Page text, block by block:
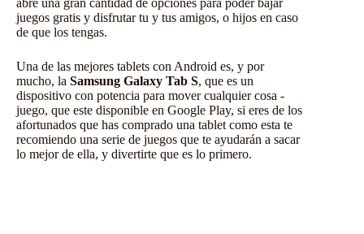
abre una gran cantidad de opciones para poder bajar
juegos gratis y disfrutar tu y tus amigos, o hijos en caso
de que los tengas.
Una de las mejores tablets con Android es, y por
mucho, la Samsung Galaxy Tab S, que es un
dispositivo con potencia para mover cualquier cosa -
juego, que este disponible en Google Play, si eres de los
afortunados que has comprado una tablet como esta te
recomiendo una serie de juegos que te ayudarán a sacar
lo mejor de ella, y divertirte que es lo primero.